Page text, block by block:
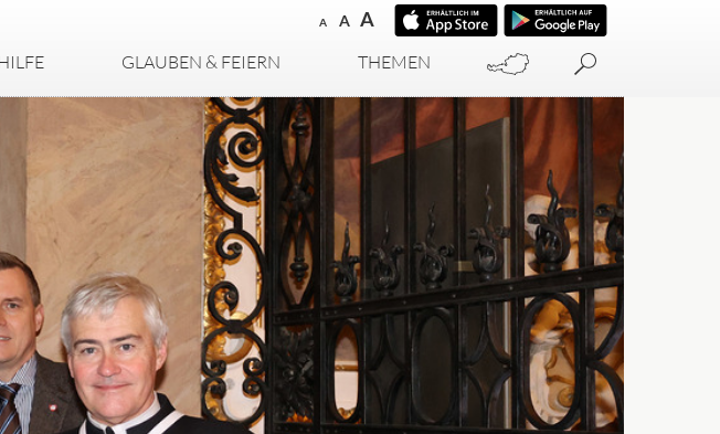
A A A
GLAUBEN & FEIERN THEMEN